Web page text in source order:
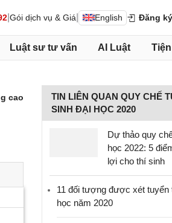
Gói dịch vụ & Giá English Đăng ký
Luật sư tư vấn AI Luật
cao
TIN LIÊN QUAN QUY CHẾ
SINH ĐẠI HỌC 2020
Dự thảo quy
học 2022: 5
lợi cho thí sinh
11 đối tượng được xét tuyển
học năm 2020